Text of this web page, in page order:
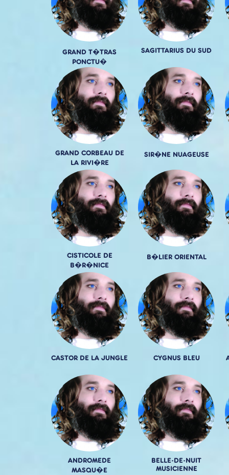
GRAND T�TRAS
PONCTU�
SAGITTARIUS DU SUD
GRAND CORBEAU DE
LA RIVI�RE
SIR�NE NUAGEUSE
CISTICOLE DE
B�R�NICE
B�LIER ORIENTAL
CASTOR DE LA JUNGLE CYGNUS BLEU
ANDROMEDE
MASQU�E
BELLE-DE-NUIT
MUSICIENNE